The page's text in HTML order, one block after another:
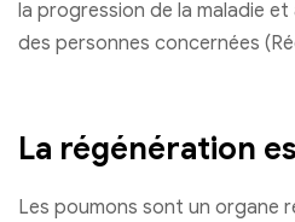
la progression de la maladie
des personnes concernées
La régénération
Les poumons sont un organe